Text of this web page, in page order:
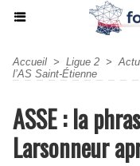
Accueil > Ligue 2 >
l’AS Saint-Étienne
ASSE : la
Larsonneur